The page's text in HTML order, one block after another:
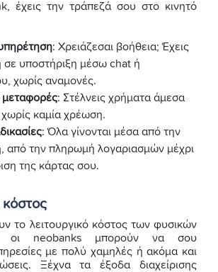
έχεις την τράπεζά σου στο κινητό
: Χρειάζεσαι βοήθεια; Έχεις
υποστήριξη μέσω chat ή
χωρίς αναμονές.
: Στέλνεις χρήματα άμεσα
χωρίς καμία χρέωση.
: Όλα γίνονται μέσα από την
από την πληρωμή λογαριασμών μέχρι
της κάρτας σου.
το λειτουργικό κόστος των φυσικών
οι neobanks μπορούν να σου
με πολύ χαμηλές ή ακόμα και
Ξέχνα τα έξοδα διαχείρισης